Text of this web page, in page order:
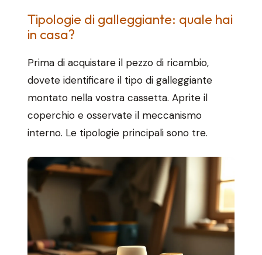
Tipologie di galleggiante: quale hai
in casa?
Prima di acquistare il pezzo di ricambio,
dovete identificare il tipo di galleggiante
montato nella vostra cassetta. Aprite il
coperchio e osservate il meccanismo
interno. Le tipologie principali sono tre.